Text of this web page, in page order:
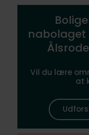
nabolaget
Vil du lære
at